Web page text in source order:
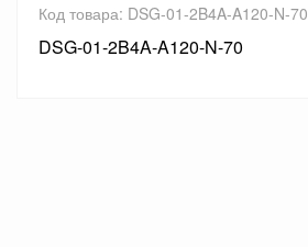
Код товара: DSG-01-2B4A-A120-N-70
DSG-01-2B4A-A120-N-70